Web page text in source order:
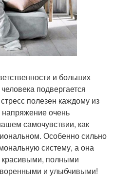
и больших
подвергается
полезен каждому из
напряжение очень
самочувствии, как
Особенно сильно
систему, а она
красивыми, полными
и улыбчивыми!